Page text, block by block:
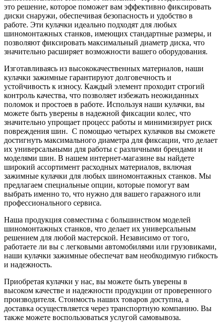
это решение, которое поможет вам эффективно фиксировать
диски снаружи, обеспечивая безопасность и удобство в
работе. Эти кулачки идеально подходят для любых
шиномонтажных станков, имеющих стандартные размеры, и
позволяют фиксировать максимальный диаметр диска, что
значительно расширяет возможности вашего оборудования.
Изготавливаясь из высококачественных материалов, наши
кулачки зажимные гарантируют долговечность и
устойчивость к износу. Каждый элемент проходит строгий
контроль качества, что позволяет избежать неожиданных
поломок и простоев в работе. Используя наши кулачки, вы
можете быть уверены в надежной фиксации колес, что
значительно упрощает процесс работы и минимизирует риск
повреждения шин. С помощью четырех кулачков вы сможете
достигнуть максимального диаметра для фиксации, что делает
их универсальными для работы с различными брендами и
моделями шин. В нашем интернет-магазине вы найдете
широкий ассортимент расходных материалов, включая
зажимные кулачки для любых шиномонтажных станков. Мы
предлагаем специальные опции, которые помогут вам
выбрать именно то, что нужно для вашего гаражного или
профессионального сервиса.
Наша продукция совместима с большинством моделей
шиномонтажных станков, что делает их универсальным
решением для любой мастерской. Независимо от того,
работаете ли вы с легковыми автомобилями или грузовиками,
наши кулачки зажимные обеспечат вам необходимую гибкость
и надежность.
Приобретая кулачки у нас, вы можете быть уверены в
высоком качестве и надежности продукции от проверенного
производителя. Стоимость наших товаров доступна, а
доставка осуществляется через транспортную компанию. Вы
также можете воспользоваться услугой самовывоза.